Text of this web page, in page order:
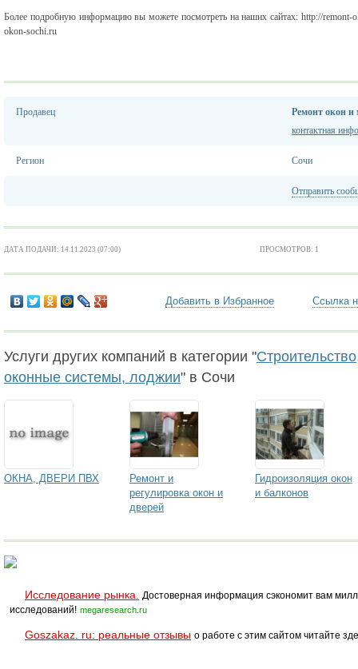
Более подробную информацию вы можете посмотреть на наших сайтах: http://
okon-sochi.ru
Продавец
Ремонт окон и
контактная
Регион Сочи
Отправить
ДАТА ПОДАЧИ: 14.11.2023 (07:00) ПРОСМОТРОВ: 1
Добавить в Избранное Ссылка
Услуги других компаний в категории "
оконные системы, лоджии" в Сочи
ОКНА, ДВЕРИ ПВХ
Ремонт и
регулировка окон и
дверей
Гидроизоляция окон
и балконов
Исследование рынка.
Достоверная информация сэкономит вам
исследований! megaresearch.ru
Goszakaz. ru: реальные отзывы о работе с этим сайтом читайте